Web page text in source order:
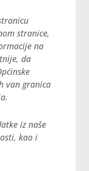
stranice,
na
da
van granica
iz naše
kao i